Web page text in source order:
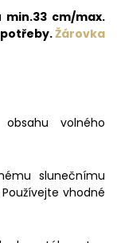
cm/max.
Žárovka
volného
slunečnímu
vhodné